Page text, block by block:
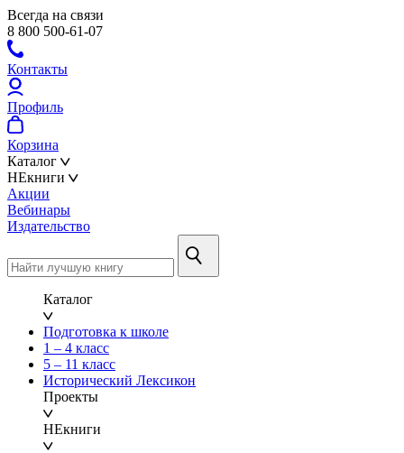
Всегда на связи
8 800 500-61-07
Контакты
Профиль
Корзина
Каталог
НЕкниги
Акции
Вебинары
Издательство
Каталог
Подготовка к школе
1 – 4 класс
5 – 11 класс
Исторический Лексикон
Проекты
НЕкниги